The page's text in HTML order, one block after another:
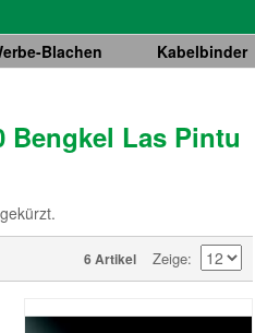
Blachen Kabelbinder
Bengkel Las Pintu
6 Artikel Zeige